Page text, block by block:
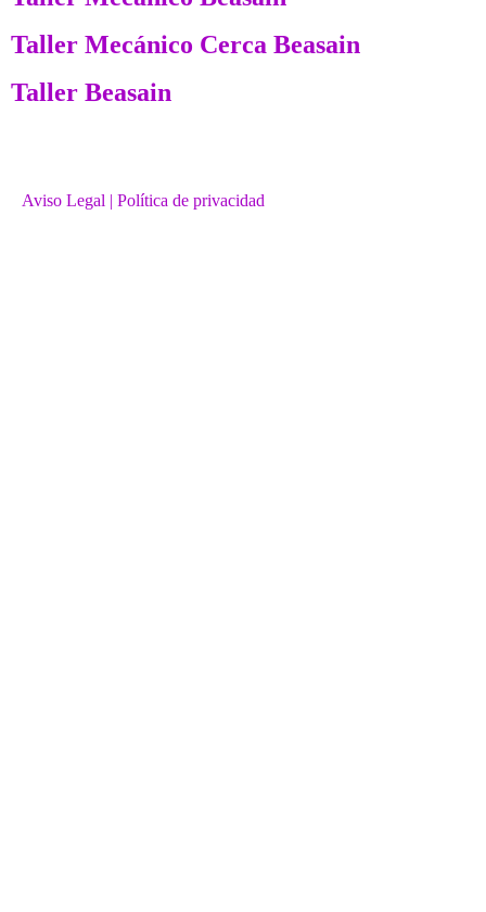
Taller Mecánico Cerca Beasain
Taller Beasain
Aviso Legal | Política de privacidad